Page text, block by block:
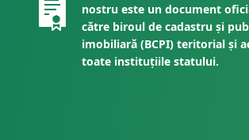
nostru este un document
către biroul de cadastru și
imobiliară (BCPI) teritorial și
toate instituțiile statului.